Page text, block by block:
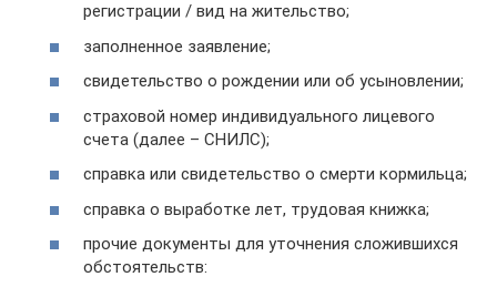
регистрации / вид на жительство;
заполненное заявление;
свидетельство о рождении или об усыновлении;
страховой номер индивидуального лицевого
счета (далее – СНИЛС);
справка или свидетельство о смерти кормильца;
справка о выработке лет, трудовая книжка;
прочие документы для уточнения сложившихся
обстоятельств: